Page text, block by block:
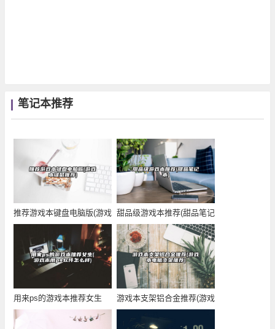
笔记本推荐
推荐游戏本键盘电脑版(游戏
本键鼠推荐)
甜品级游戏本推荐(甜品笔记
本)
用来ps的游戏本推荐女生
(游戏本用ps软
游戏本支架铝合金推荐(游戏
本电脑支架推荐